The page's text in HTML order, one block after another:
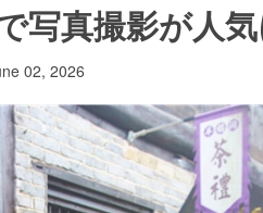
写真撮影が人
02, 2026